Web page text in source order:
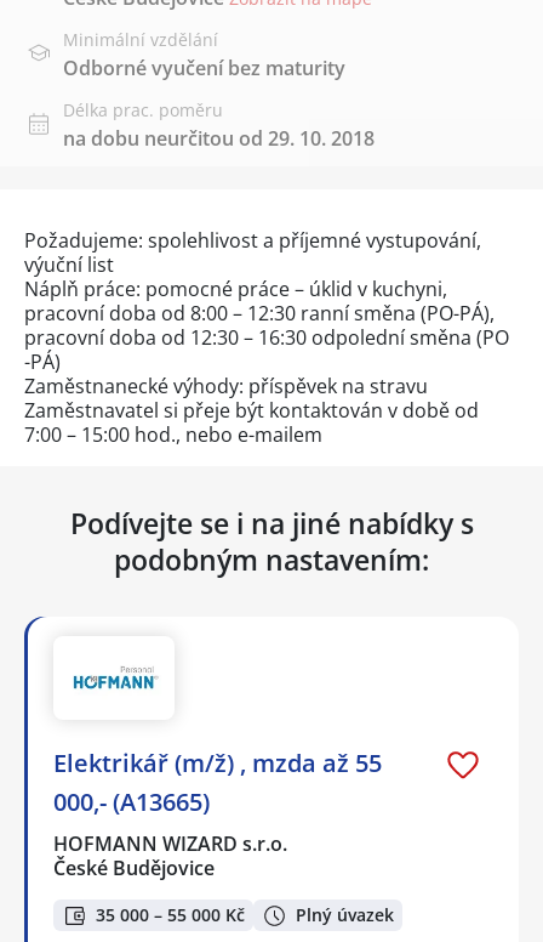
Minimální vzdělání
Odborné vyučení bez maturity
Délka prac. poměru
na dobu neurčitou od 29. 10. 2018
Požadujeme: spolehlivost a příjemné vystupování,
výuční list
Náplň práce: pomocné práce – úklid v kuchyni,
pracovní doba od 8:00 – 12:30 ranní směna (PO-PÁ),
pracovní doba od 12:30 – 16:30 odpolední směna (PO
-PÁ)
Zaměstnanecké výhody: příspěvek na stravu
Zaměstnavatel si přeje být kontaktován v době od
7:00 – 15:00 hod., nebo e-mailem
Podívejte se i na jiné nabídky s
podobným nastavením:
Elektrikář (m/ž) , mzda až 55
000,- (A13665)
HOFMANN WIZARD s.r.o.
České Budějovice
35 000 – 55 000 Kč Plný úvazek